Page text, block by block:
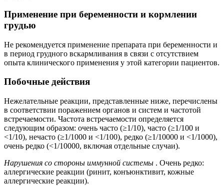
Применение при беременности и кормлении
грудью
Не рекомендуется применение препарата при беременности и
в период грудного вскармливания в связи с отсутствием
опыта клинического применения у этой категории пациентов.
Побочные действия
Нежелательные реакции, представленные ниже, перечислены
в соответствии поражением органов и систем и частотой
встречаемости. Частота встречаемости определяется
следующим образом: очень часто (≥1/10), часто (≥1/100 и
<1/10), нечасто (≥1/1000 и <1/100), редко (≥1/10000 и <1/1000),
очень редко (<1/10000, включая отдельные случаи).
Нарушения со стороны иммунной системы . Очень редко:
аллергические реакции (ринит, конъюнктивит, кожные
аллергические реакции).